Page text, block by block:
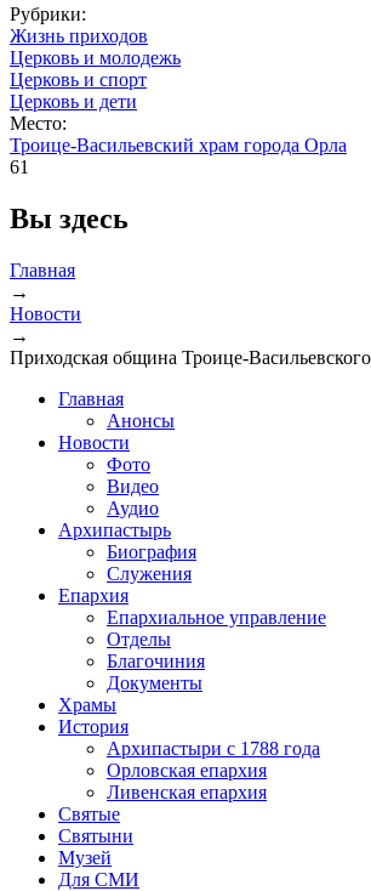
Рубрики:
Жизнь приходов
Церковь и молодежь
Церковь и спорт
Церковь и дети
Место:
Троице-Васильевский храм города Орла
61
Вы здесь
Главная
→
Новости
→
Приходская община Троице-
Главная
Анонсы
Новости
Фото
Видео
Аудио
Архипастырь
Биография
Служения
Епархия
Епархиальное управление
Отделы
Благочиния
Документы
Храмы
История
Архипастыри с 1788 года
Орловская епархия
Ливенская епархия
Святые
Святыни
Музей
Для СМИ